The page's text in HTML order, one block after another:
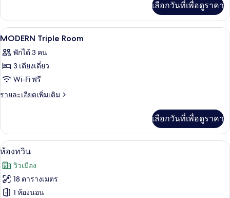
เกี่ยว
กับ
MODERN
Room
เลือกวันที่เพื่อดูราคา
เปิด
ภาพถ่าย
ทั้งหมด
ของ
MODERN
ตู้นิรภัยในห้องพัก, โต๊ะทำงาน, ผ้าม่าน
1
MODERN Triple Room
พักได้ 3 คน
3 เตียงเดี่ยว
Wi-Fi ฟรี
รายละเอียดเพิ่มเติม
ราย
เกี่ยว
กับ
MODERN
Room
เลือกวันที่เพื่อดูราคา
เปิด
ภาพถ่าย
ทั้งหมด
ของ
ห้องทวิน | ตู้นิรภัยในห้องพัก, โต๊ะทำงา
12
ห้องทวิน
วิวเมือง
18 ตารางเมตร
1 ห้องนอน